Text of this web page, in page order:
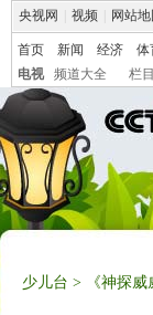
央视网 视频 网站地
首页 新闻 经济 体
电视
频道大全 栏
少儿台 > 《神探